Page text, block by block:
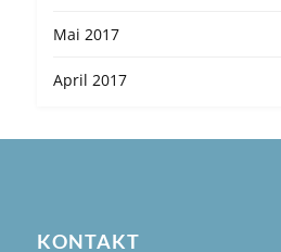
Mai 2017
April 2017
KONTAKT